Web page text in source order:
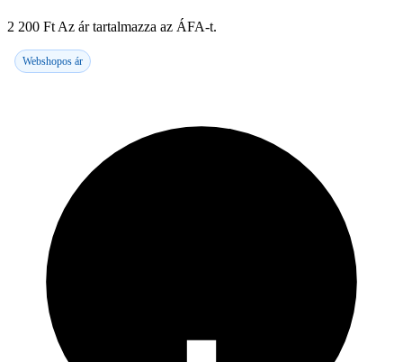
2 200 Ft Az ár tartalmazza az ÁFA-t.
Webshopos ár